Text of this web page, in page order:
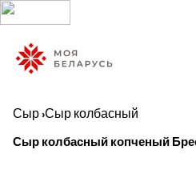
Сыр›Сыр колбасный
Сыр колбасный копченый